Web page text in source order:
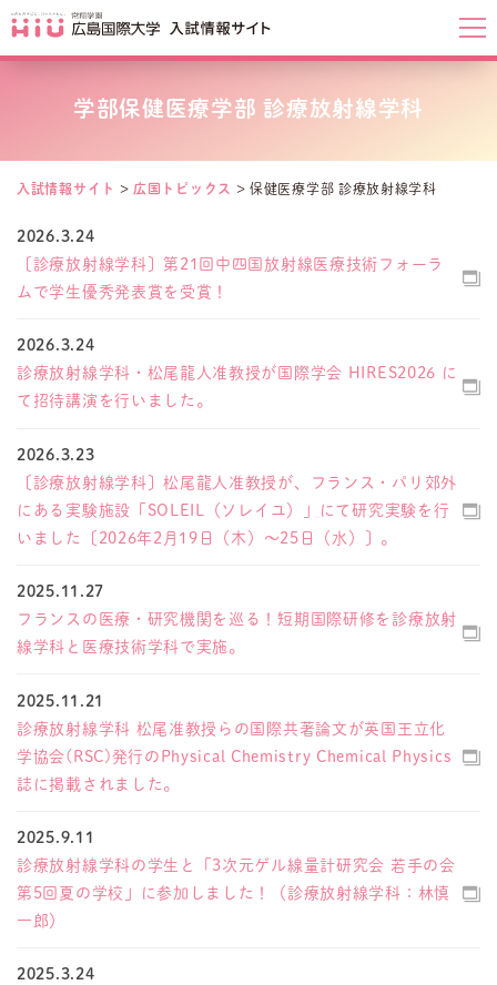
学部保健医療学部 診療放射線学科
入試情報サイト > 広国トピックス >保健医療学部 診療放射線学科
2026.3.24
〔診療放射線学科〕第21回中四国放射線医療技術フォーラ
ムで学生優秀発表賞を受賞！
2026.3.24
診療放射線学科・松尾龍人准教授が国際学会 HIRES2026 に
て招待講演を行いました。
2026.3.23
〔診療放射線学科〕松尾龍人准教授が、フランス・パリ郊外
にある実験施設「SOLEIL（ソレイユ）」にて研究実験を行
いました〔2026年2月19日（木）〜25日（水）〕。
2025.11.27
フランスの医療・研究機関を巡る！短期国際研修を診療放射
線学科と医療技術学科で実施。
2025.11.21
診療放射線学科 松尾准教授らの国際共著論文が英国王立化
学協会(RSC)発行のPhysical Chemistry Chemical Physics
誌に掲載されました。
2025.9.11
診療放射線学科の学生と「3次元ゲル線量計研究会 若手の会
第5回夏の学校」に参加しました！（診療放射線学科：林慎
一郎）
2025.3.24